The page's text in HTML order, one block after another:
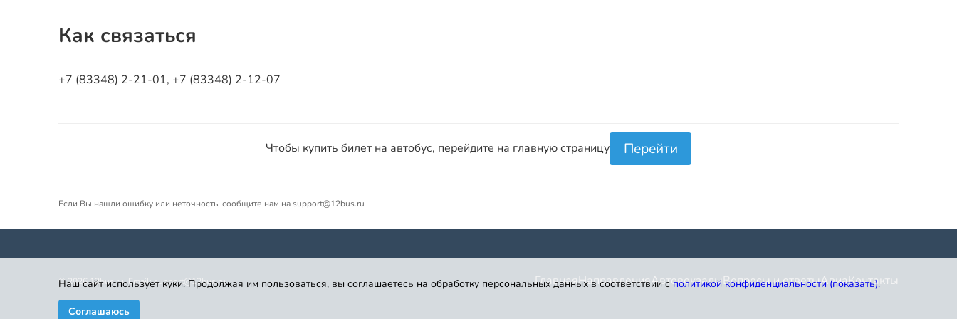
Как связаться
+7 (83348) 2-21-01, +7 (83348) 2-12-07
Чтобы купить билет на автобус, перейдите на главную страницу Перейти
Если Вы нашли ошибку или неточность, сообщите нам на support@12bus.ru
©202612bus.ru. Email: support@12bus.ru ГлавнаяНаправленияАвтовокзалыВопросы и ответыАвиаКонтакты
Наш сайт использует куки. Продолжая им пользоваться, вы соглашаетесь на обработку персональных данных в соответствии с политикой конфиденциальности (показать).
Соглашаюсь